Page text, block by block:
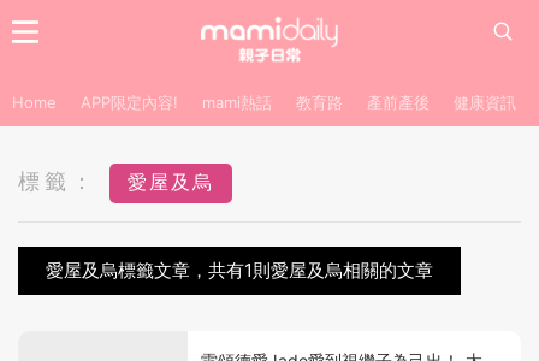
Home APP限定內容! mami熱話 教育路 產前產後 健康資訊
標籤： 愛屋及烏
愛屋及烏標籤文章，共有1則愛屋及烏相關的文章